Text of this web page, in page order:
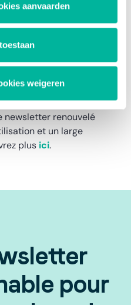
aanvaarden
weigeren
de communication
.
avantage:
entièrement
newsletter renouvelé
et un large
plusici.
pour